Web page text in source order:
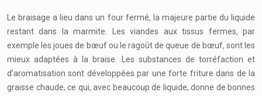
Le braisage a lieu dans un four fermé, la majeure partie du liquide
restant dans la marmite. Les viandes aux tissus fermes, par
exemple les joues de bœuf ou le ragoût de queue de bœuf, sont les
mieux adaptées à la braise. Les substances de torréfaction et
d’aromatisation sont développées par une forte friture dans de la
graisse chaude, ce qui, avec beaucoup de liquide, donne de bonnes